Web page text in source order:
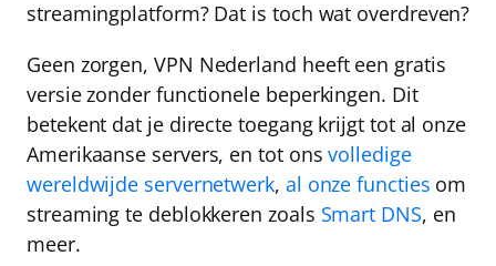
streamingplatform? Dat is toch wat overdreven?
Geen zorgen, VPN Nederland heeft een gratis
versiezonder functionele beperkingen. Dit
betekent dat je directe toegang krijgt tot al onze
Amerikaanse servers, en tot onsvolledige
wereldwijde servernetwerk, al onze functies om
streaming te deblokkeren zoals Smart DNS, en
meer.